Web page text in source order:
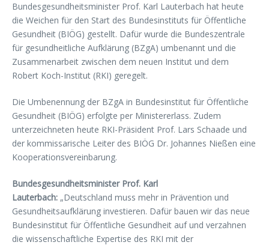
Bundesgesundheitsminister Prof. Karl Lauterbach hat heute
die Weichen für den Start des Bundesinstituts für Öffentliche
Gesundheit (BIÖG) gestellt. Dafür wurde die Bundeszentrale
für gesundheitliche Aufklärung (BZgA) umbenannt und die
Zusammenarbeit zwischen dem neuen Institut und dem
Robert Koch-Institut (RKI) geregelt.
Die Umbenennung der BZgA in Bundesinstitut für Öffentliche
Gesundheit (BIÖG) erfolgte per Ministererlass. Zudem
unterzeichneten heute RKI-Präsident Prof. Lars Schaade und
der kommissarische Leiter des BIÖG Dr. Johannes Nießen eine
Kooperationsvereinbarung.
Bundesgesundheitsminister Prof. Karl
Lauterbach: „Deutschland muss mehr in Prävention und
Gesundheitsaufklärung investieren. Dafür bauen wir das neue
Bundesinstitut für Öffentliche Gesundheit auf und verzahnen
die wissenschaftliche Expertise des RKI mit der